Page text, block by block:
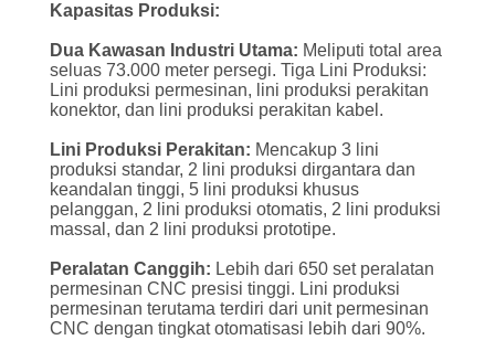
KONTROL
KUALITAS
HUBUNGI
KAMI
BERITA
PERMINTAAN
Kapasitas Produksi:
Dua Kawasan Industri Utama: Meliputi total area
seluas 73.000 meter persegi. Tiga Lini Produksi:
Lini produksi permesinan, lini produksi perakitan
konektor, dan lini produksi perakitan kabel.
Lini Produksi Perakitan: Mencakup 3 lini
produksi standar, 2 lini produksi dirgantara dan
keandalan tinggi, 5 lini produksi khusus
pelanggan, 2 lini produksi otomatis, 2 lini produksi
massal, dan 2 lini produksi prototipe.
Peralatan Canggih: Lebih dari 650 set peralatan
permesinan CNC presisi tinggi. Lini produksi
permesinan terutama terdiri dari unit permesinan
CNC dengan tingkat otomatisasi lebih dari 90%.